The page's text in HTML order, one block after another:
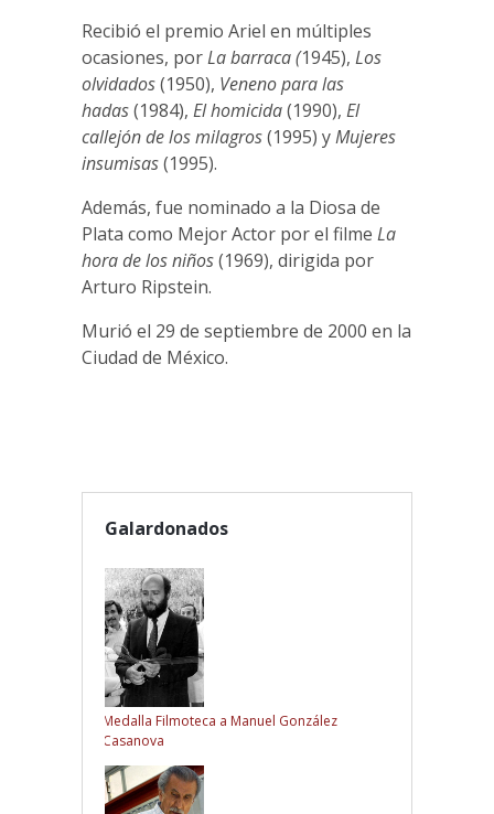
Recibió el premio Ariel en múltiples
ocasiones, porLa barraca (1945), Los
olvidados(1950), Veneno para las
hadas(1984), El homicida(1990), El
callejón de los milagros(1995) yMujeres
insumisas(1995).
Además, fue nominado a la Diosa de
Plata como Mejor Actor por el filme La
hora de los niños(1969), dirigida por
Arturo Ripstein.
Murió el 29 de septiembre de 2000 en la
Ciudad de México.
Galardonados
Medalla Filmoteca a Manuel González
Casanova